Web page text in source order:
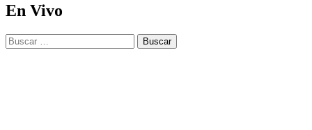
En Vivo
Buscar: